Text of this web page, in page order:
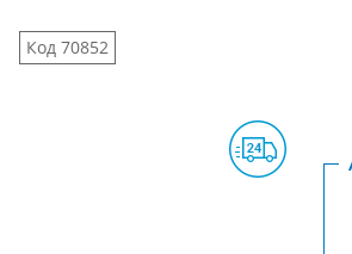
Код 70852